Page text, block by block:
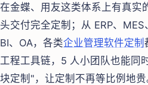
在金蝶、用友这类体系上有真实
头交付完全定制；从 ERP、MES
BI、OA，各类企业管理软件定制
工程工具链，5 人小团队也能同
块定制"，让定制不再等比例地贵